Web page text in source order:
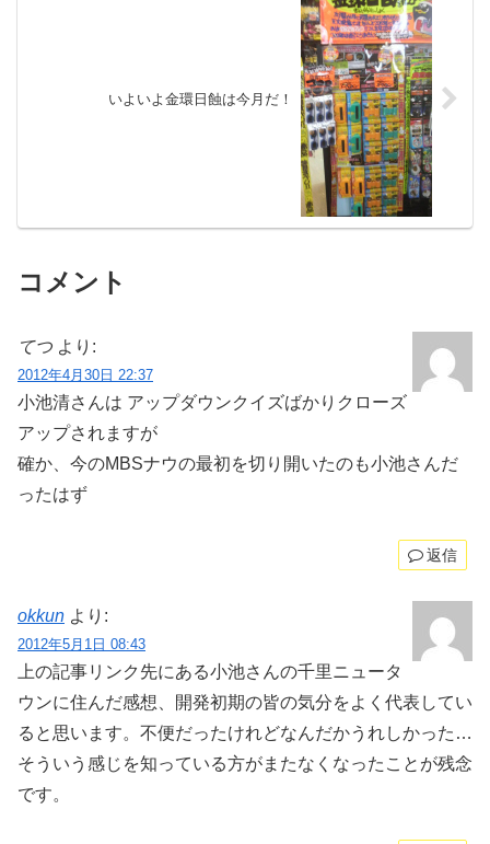
いよいよ金環日蝕は今月だ！
コメント
てつ より:
2012年4月30日 22:37
小池清さんは アップダウンクイズばかりクローズ
アップされますが
確か、今のMBSナウの最初を切り開いたのも小池さんだ
ったはず
返信
okkun より:
2012年5月1日 08:43
上の記事リンク先にある小池さんの千里ニュータ
ウンに住んだ感想、開発初期の皆の気分をよく代表してい
ると思います。不便だったけれどなんだかうれしかった…
そういう感じを知っている方がまたなくなったことが残念
です。